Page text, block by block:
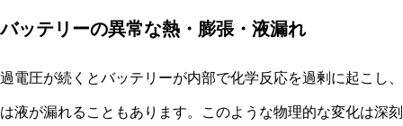
バッテリーの異常な熱・膨張・液漏れ
過電圧が続くとバッテリーが内部で化学反応を過剰に起こし
は液が漏れることもあります。このような物理的な変化は深